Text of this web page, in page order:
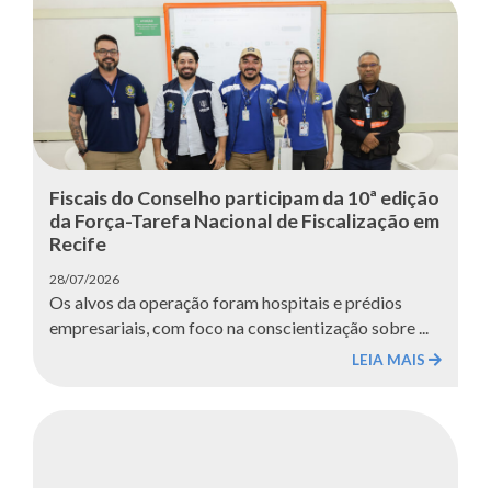
Fiscais do Conselho participam da 10ª edição
da Força-Tarefa Nacional de Fiscalização em
Recife
28/07/2026
Os alvos da operação foram hospitais e prédios
empresariais, com foco na conscientização sobre ...
LEIA MAIS